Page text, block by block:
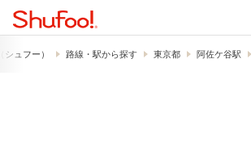
ュフー） 路線・駅から探す 東京都 阿佐ケ谷駅